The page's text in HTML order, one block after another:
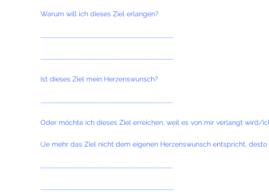
Warum will ich dieses Ziel erlangen?
………………………………………………………………………………………………………………………
………………………………………………………………………………………………………………………
Ist dieses Ziel mein Herzenswunsch?
……………………………………………………………………………………………………………………..
Oder möchte ich dieses Ziel erreichen, weil es von mir verlangt wird/
(Je mehr das Ziel nicht dem eigenen Herzenswunsch entspricht,
……………………………………………………………………………………………………………………..
………………………………………………………………………………………………………………………